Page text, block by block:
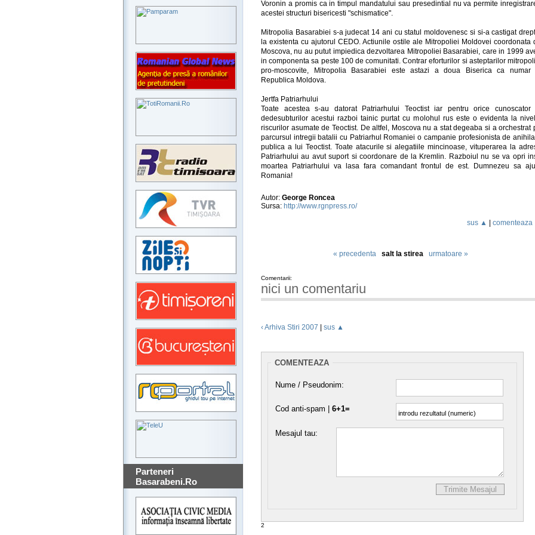
Parteneri
Basarabeni.Ro
Voronin a promis ca in timpul mandatului sau presedintial nu va permite
acestei structuri bisericesti "schismatice".
Mitropolia Basarabiei s-a judecat 14 ani cu statul moldovenesc si si-a castigat
la existenta cu ajutorul CEDO. Actiunile ostile ale Mitropoliei Moldovei coordonata
Moscova, nu au putut impiedica dezvoltarea Mitropoliei Basarabiei, care in 1999
in componenta sa peste 100 de comunitati. Contrar eforturilor si asteptarilor
pro-moscovite, Mitropolia Basarabiei este astazi a doua Biserica ca numar
Republica Moldova.
Jertfa Patriarhului
Toate acestea s-au datorat Patriarhului Teoctist iar pentru orice cunoscator
dedesubturilor acestui razboi tainic purtat cu molohul rus este o evidenta la
riscurilor asumate de Teoctist. De altfel, Moscova nu a stat degeaba si a orchestrat
parcursul intregii batalii cu Patriarhul Romaniei o campanie profesionista de
publica a lui Teoctist. Toate atacurile si alegatiile mincinoase, vituperarea la
Patriarhului au avut suport si coordonare de la Kremlin. Razboiul nu se va opri
moartea Patriarhului va lasa fara comandant frontul de est. Dumnezeu sa
Romania!
Autor: George Roncea
Sursa: http://www.rgnpress.ro/
sus ▲
« precedenta salt la stirea urmatoare »
Comentarii:
nici un comentariu
‹ Arhiva Stiri 2007 sus ▲
COMENTEAZA
Nume / Pseudonim:
Cod anti-spam | 6+1=
Mesajul tau:
2